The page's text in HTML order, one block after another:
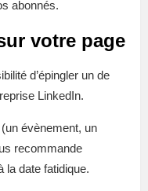
abonnés.
votre page
d’épingler un de
LinkedIn.
évènement, un
recommande
la date fatidique.